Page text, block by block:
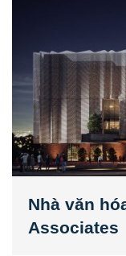
Nhà văn
Associates